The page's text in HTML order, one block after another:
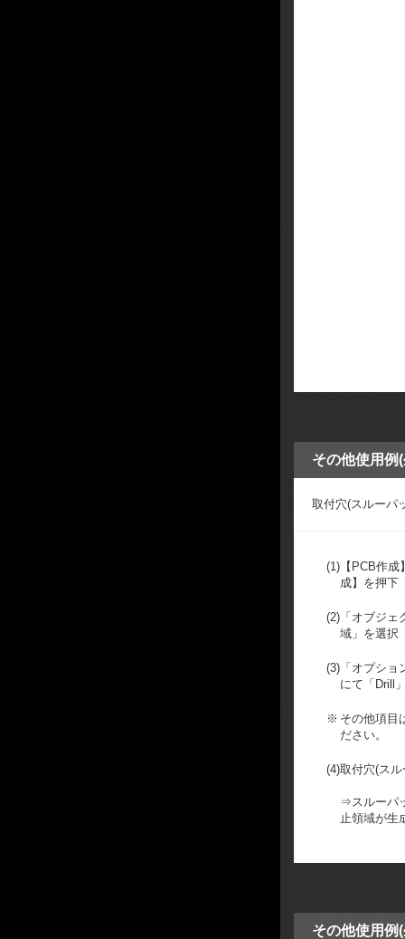
その他使用例
取付穴(スルーパ
(1) 【PCB作
成】を押下
(2) 「オブジ
域」を選択
(3) 「オプシ
にて「Drill
※ その他項目
ださい。
(4)取付穴(ス
⇒スルーパ
止領域が生
その他使用例